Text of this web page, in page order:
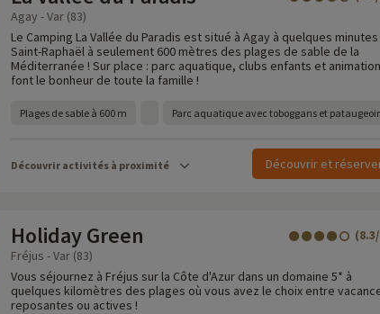
Agay - Var (83)
Le Camping La Vallée du Paradis est situé à Agay à quelques
Saint-Raphaël à seulement 600 mètres des plages de sable de la
Méditerranée ! Sur place : parc aquatique, clubs enfants et
font le bonheur de toute la famille !
Plages de sable à 600 m Parc aquatique avec toboggans et
Découvrir activités à proximité Découvrir et
Holiday Green
Fréjus - Var (83)
Vous séjournez à Fréjus sur la Côte d'Azur dans un domaine 5* à
quelques kilomètres des plages où vous avez le choix entre
reposantes ou actives !